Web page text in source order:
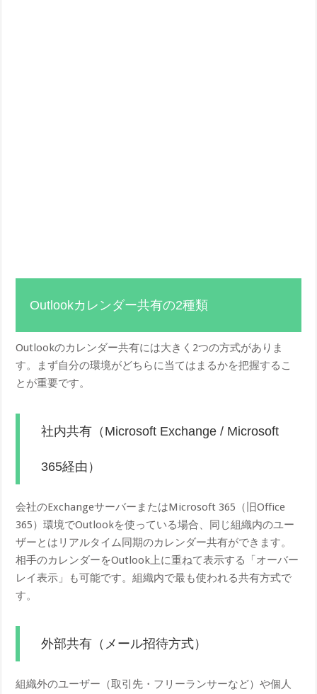
Outlookカレンダー共有の2種類
Outlookのカレンダー共有には大きく2つの方式がありま
す。まず自分の環境がどちらに当てはまるかを把握するこ
とが重要です。
社内共有（Microsoft Exchange / Microsoft
365経由）
会社のExchangeサーバーまたはMicrosoft 365（旧Office
365）環境でOutlookを使っている場合、同じ組織内のユー
ザーとはリアルタイム同期のカレンダー共有ができます。
相手のカレンダーをOutlook上に重ねて表示する「オーバー
レイ表示」も可能です。組織内で最も使われる共有方式で
す。
外部共有（メール招待方式）
組織外のユーザー（取引先・フリーランサーなど）や個人